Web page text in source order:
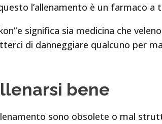
l’allenamento è un farmaco
significa sia medicina che
di danneggiare qualcuno per
bene
sono obsolete o mal